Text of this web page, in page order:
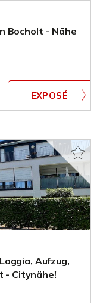
Bocholt - Nähe
Aufzug,
- Citynähe!